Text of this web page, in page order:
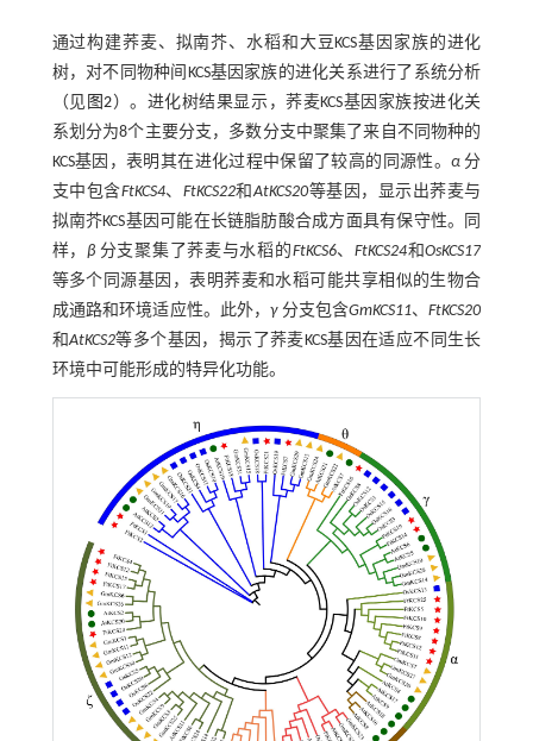
通过构建荞麦、拟南芥、水稻和大豆KCS基因家族的进化
树，对不同物种间KCS基因家族的进化关系进行了系统分析
（见 图2）。进化树结果显示，荞麦KCS基因家族按进化关
系划分为8个主要分支，多数分支中聚集了来自不同物种的
KCS基因，表明其在进化过程中保留了较高的同源性。α 分
支中包含FtKCS4、 FtKCS22和AtKCS20等基因，显示出荞麦与
拟南芥KCS基因可能在长链脂肪酸合成方面具有保守性。同
样，β 分支聚集了荞麦与水稻的FtKCS6、 FtKCS24和OsKCS17
等多个同源基因，表明荞麦和水稻可能共享相似的生物合
成通路和环境适应性。此外，γ分支包含GmKCS11、FtKCS20
和AtKCS2等多个基因，揭示了荞麦KCS基因在适应不同生长
环境中可能形成的特异化功能。